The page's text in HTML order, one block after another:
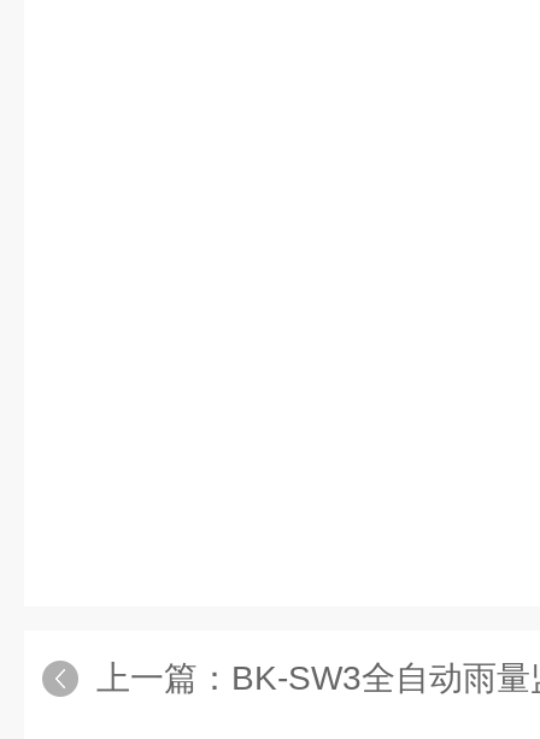
上一篇： BK-SW3全自动雨量